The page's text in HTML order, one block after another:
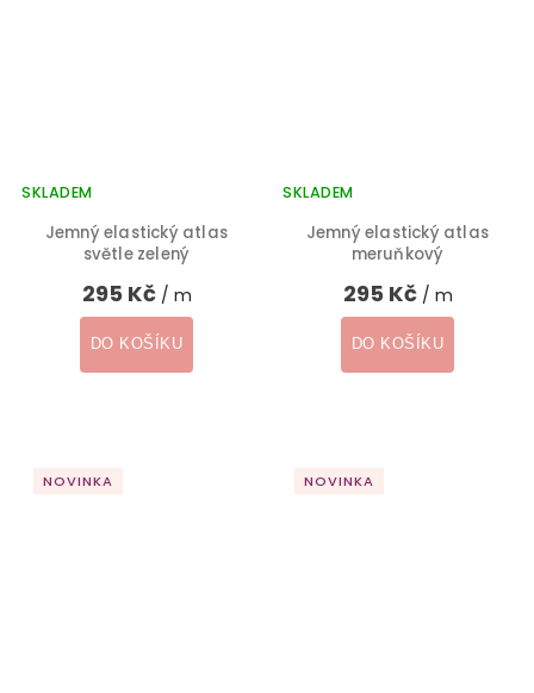
Jemný elastický atlas
světle zelený
SKLADEM
295 Kč / m
DO KOŠÍKU
Jemný elastický atlas
meruňkový
SKLADEM
295 Kč / m
DO KOŠÍKU
NOVINKA NOVINKA